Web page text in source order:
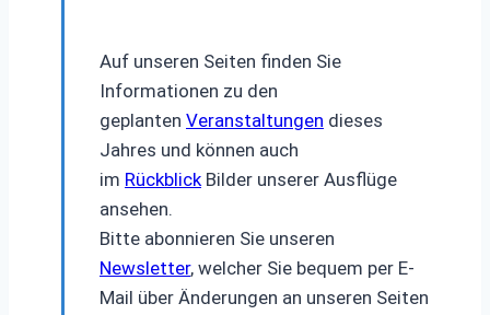
Auf unseren Seiten finden Sie
Informationen zu den
geplanten Veranstaltungen dieses
Jahres und können auch
im RückblickBilder unserer Ausflüge
ansehen.
Bitte abonnieren Sie unseren
Newsletter, welcher Sie bequem per E-
Mail über Änderungen an unseren Seiten